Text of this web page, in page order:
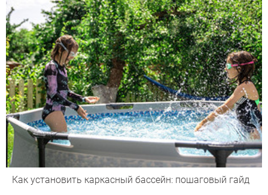
Как установить каркасный бассейн: пошаговый гайд